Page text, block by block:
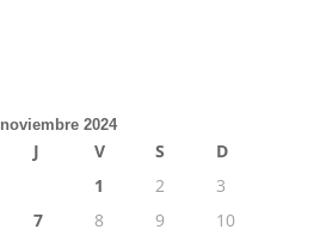
noviembre 2024
J V S
D
1
2
3
7 8 9
10